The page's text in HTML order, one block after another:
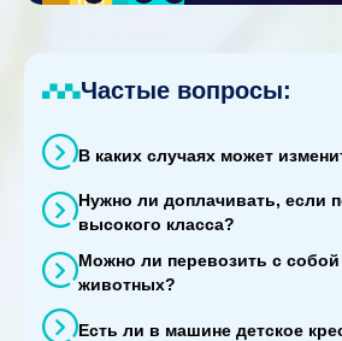
Частые вопросы:
В каких случаях может
Нужно ли доплачивать, если
высокого класса?
Можно ли перевозить с
животных?
Есть ли в машине детское